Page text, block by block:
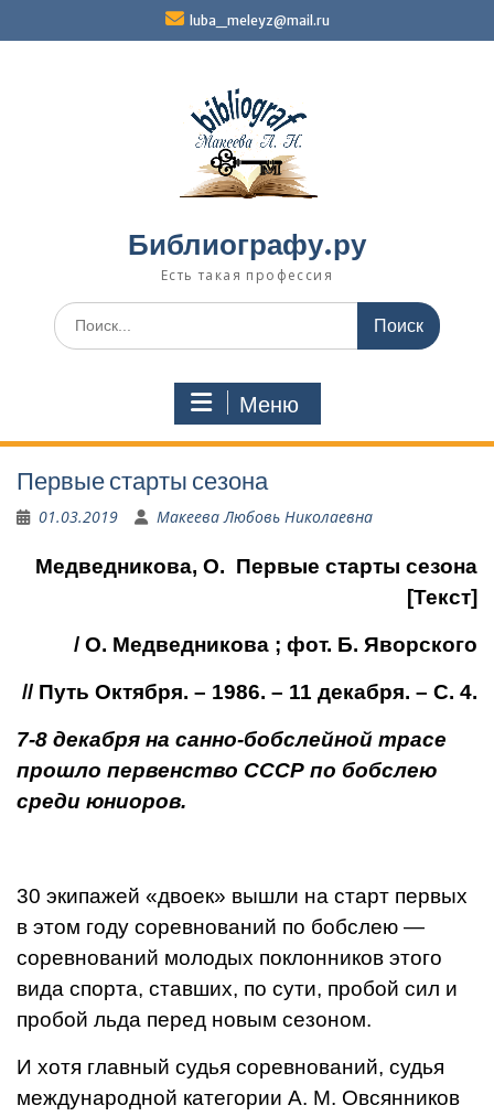
luba_meleyz@mail.ru
Библиографу.ру
Есть такая профессия
Поиск
по:
Меню
Первые старты сезона
01.03.2019 Макеева Любовь Николаевна
Медведникова, О. Первые старты сезона
[Текст]
/ О. Медведникова ; фот. Б. Яворского
// Путь Октября. – 1986. – 11 декабря. – С. 4.
7-8 декабря на санно-бобслейной трасе
прошло первенство СССР по бобслею
среди юниоров.
30 экипажей «двоек» вышли на старт первых
в этом году соревнований по бобслею —
соревнований молодых пок­лонников этого
вида спорта, ставших, по сути, пробой сил и
пробой льда перед новым сезоном.
И хотя главный судья соревнований, судья
международной категории А. М. Овсянников